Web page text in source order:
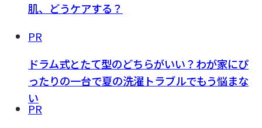
肌、どうケアする？
PR
ドラム式とたて型のどちらがいい？わが家にぴ
ったりの一台で夏の洗濯トラブルでもう悩まな
い
PR